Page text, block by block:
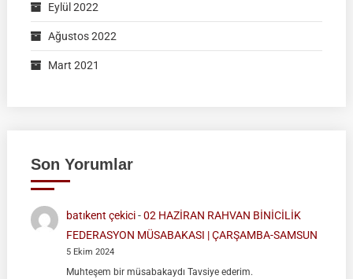
Eylül 2022
Ağustos 2022
Mart 2021
Son Yorumlar
batıkent çekici-02 HAZİRAN RAHVAN BİNİCİLİK
FEDERASYON MÜSABAKASI | ÇARŞAMBA-SAMSUN
5 Ekim 2024
Muhteşem bir müsabakaydı Tavsiye ederim.